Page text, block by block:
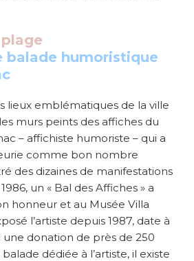
balade humoristique
lieux emblématiques de la ville
murs peints des affiches du
– affichiste humoriste – qui a
comme bon nombre
des dizaines de manifestations
un « Bal des Affiches » a
honneur et au Musée Villa
l’artiste depuis 1987, date à
une donation de près de 250
dédiée à l’artiste, il existe